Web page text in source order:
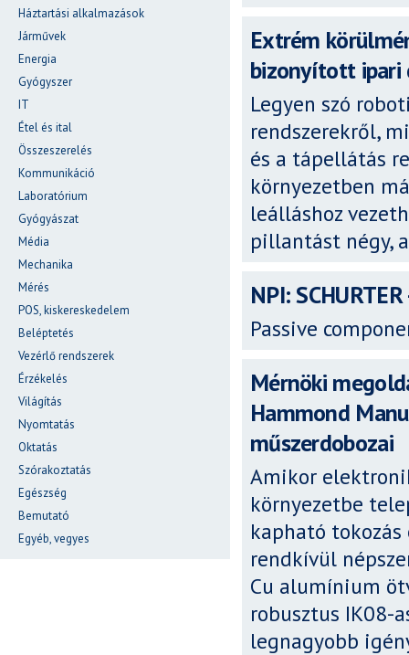
Háztartási alkalmazások
Járművek
Energia
Gyógyszer
IT
Étel és ital
Összeszerelés
Kommunikáció
Laboratórium
Gyógyászat
Média
Mechanika
Mérés
POS, kiskereskedelem
Beléptetés
Vezérlő rendszerek
Érzékelés
Világítás
Nyomtatás
Oktatás
Szórakoztatás
Egészség
Bemutató
Egyéb, vegyes
Extrém
bizonyított ipari
Legyen szó
rendszerekről,
és a tápellátás
környezetben
leálláshoz
pillantást négy,
NPI: SCHURTER
Passive
Mérnöki
Hammond
műszerdobozai
Amikor
környezetbe
kapható tokozás
rendkívül
Cu alumínium
robusztus IK08-
legnagyobb